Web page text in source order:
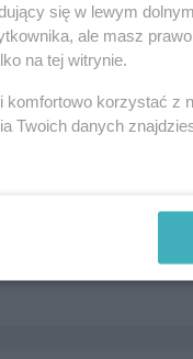
, kategoria:
się w lewym
ale masz
na tej witrynie.
komfortowo korzystać z
Twoich danych